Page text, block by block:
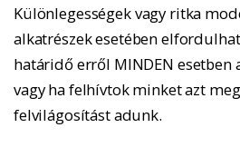
Különlegességek vagy ritka
alkatrészek esetében
határidő erről MINDEN esetben
vagy ha felhívtok minket azt
felvilágosítást adunk.